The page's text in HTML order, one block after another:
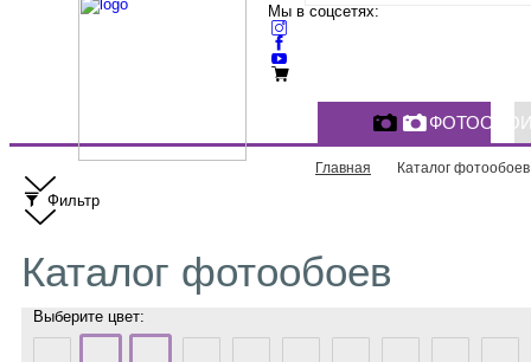
Мы в соцсетях:
Главная Каталог фотообоев
Фильтр
Каталог фотообоев
Выберите цвет: